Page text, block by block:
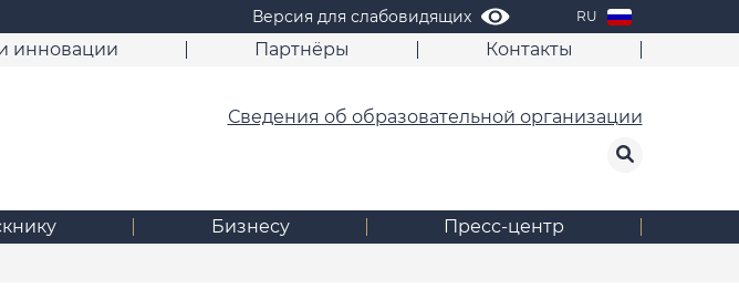
Версия для слабовидящих RU
инновации Партнёры Контакты
Сведения об образовательной организации
Бизнесу Пресс-центр